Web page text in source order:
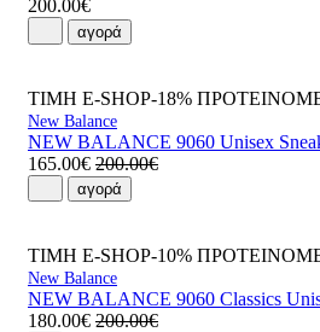
200.00€
αγορά
ΤΙΜΗ E-SHOP-18%
New Balance
NEW BALANCE 9060 Unisex
165.00€ 200.00€
αγορά
ΤΙΜΗ E-SHOP-10%
New Balance
NEW BALANCE 9060 Classics
180.00€ 200.00€